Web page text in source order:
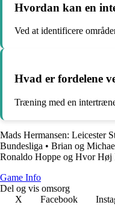
Hvordan kan en
Ved at identificere
Hvad er fordelene
Træning med en
Mads Hermansen: Leicester
Bundesliga • Brian og
Ronaldo Hoppe og Hvor Høj
Game Info
Del og vis omsorg
X
Facebook